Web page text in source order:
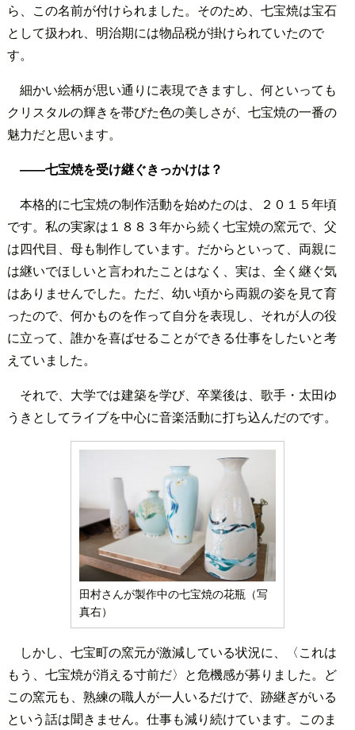
ら、この名前が付けられました。そのため、七宝焼は宝石
として扱われ、明治期には物品税が掛けられていたので
す。
細かい絵柄が思い通りに表現できますし、何といっても
クリスタルの輝きを帯びた色の美しさが、七宝焼の一番の
魅力だと思います。
――七宝焼を受け継ぐきっかけは？
本格的に七宝焼の制作活動を始めたのは、２０１５年頃
です。私の実家は１８８３年から続く七宝焼の窯元で、父
は四代目、母も制作しています。だからといって、両親に
は継いでほしいと言われたことはなく、実は、全く継ぐ気
はありませんでした。ただ、幼い頃から両親の姿を見て育
ったので、何かものを作って自分を表現し、それが人の役
に立って、誰かを喜ばせることができる仕事をしたいと考
えていました。
それで、大学では建築を学び、卒業後は、歌手・太田ゆ
うきとしてライブを中心に音楽活動に打ち込んだのです。
田村さんが製作中の七宝焼の花瓶（写
真右）
しかし、七宝町の窯元が激減している状況に、〈これは
もう、七宝焼が消える寸前だ〉と危機感が募りました。ど
この窯元も、熟練の職人が一人いるだけで、跡継ぎがいる
という話は聞きません。仕事も減り続けています。このま